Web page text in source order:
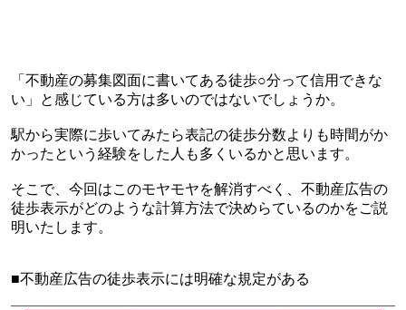
「不動産の募集図面に書いてある徒歩○分って信用できな
い」と感じている方は多いのではないでしょうか。
駅から実際に歩いてみたら表記の徒歩分数よりも時間がか
かったという経験をした人も多くいるかと思います。
そこで、今回はこのモヤモヤを解消すべく、不動産広告の
徒歩表示がどのような計算方法で決めらているのかをご説
明いたします。
■不動産広告の徒歩表示には明確な規定がある